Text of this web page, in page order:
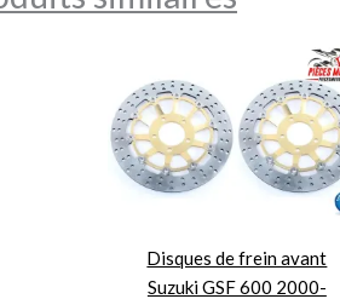
Disques de frein avant
Suzuki GSF 600 2000-